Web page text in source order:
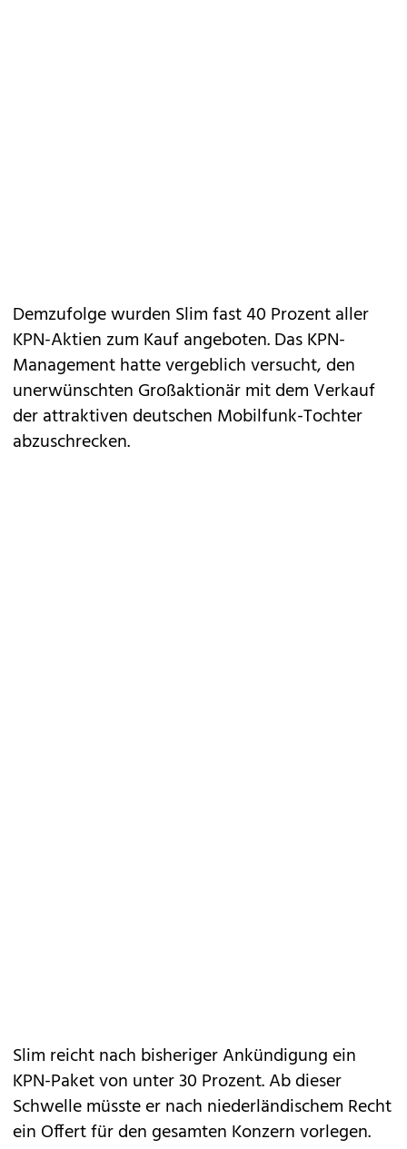
Demzufolge wurden Slim fast 40 Prozent aller
KPN-Aktien zum Kauf angeboten. Das KPN-
Management hatte vergeblich versucht, den
unerwünschten Großaktionär mit dem Verkauf
der attraktiven deutschen Mobilfunk-Tochter
abzuschrecken.
Slim reicht nach bisheriger Ankündigung ein
KPN-Paket von unter 30 Prozent. Ab dieser
Schwelle müsste er nach niederländischem Recht
ein Offert für den gesamten Konzern vorlegen.